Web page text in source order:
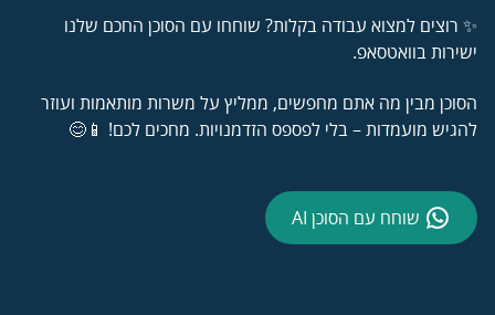
✨ רוצים למצוא עבודה בקלות? שוחחו עם הסוכן החכם שלנו
ישירות בוואטסאפ.
הסוכן מבין מה אתם מחפשים, ממליץ על משרות מותאמות ועוזר
להגיש מועמדות – בלי לפספס הזדמנויות. מחכים לכם! 📱😊
שוחח עם הסוכן AI